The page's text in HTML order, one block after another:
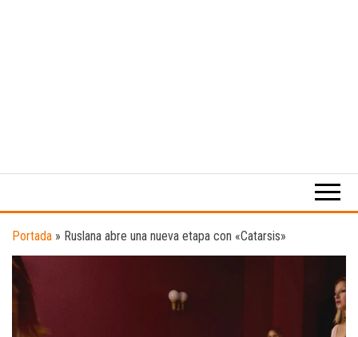
digital
el
deporte y
Portada » Ruslana abre una nueva etapa con «Catarsis»